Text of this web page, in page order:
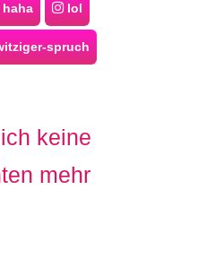
lol
spruch
keine
mehr